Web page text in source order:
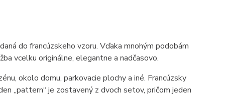
do francúzskeho vzoru. Vďaka mnohým podobám
vcelku originálne, elegantne a nadčasovo.
okolo domu, parkovacie plochy a iné. Francúzsky
„pattern“ je zostavený z dvoch setov, pričom jeden